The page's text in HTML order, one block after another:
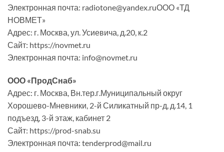
Электронная почта: radiotone@yandex.ruООО «ТД
НОВМЕТ»
Адрес: г. Москва, ул. Усиевича, д.20, к.2
Сайт: https://novmet.ru
Электронная почта: info@novmet.ru
ООО «ПродСнаб»
Адрес: г. Москва, Вн.тер.г.Муниципальный округ
Хорошево-Мневники, 2-й Силикатный пр-д, д.14, 1
подъезд, 3-й этаж, кабинет 2
Сайт: https://prod-snab.su
Электронная почта: tenderprod@mail.ru